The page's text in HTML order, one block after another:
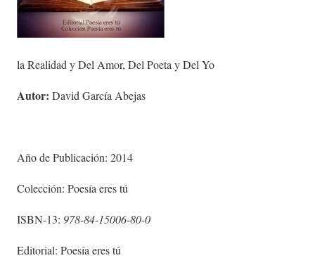
la Realidad y Del Amor, Del Poeta y Del Yo
Autor: David García Abejas
Año de Publicación: 2014
Colección: Poesía eres tú
ISBN-13: 978-84-15006-80-0
Editorial: Poesía eres tú